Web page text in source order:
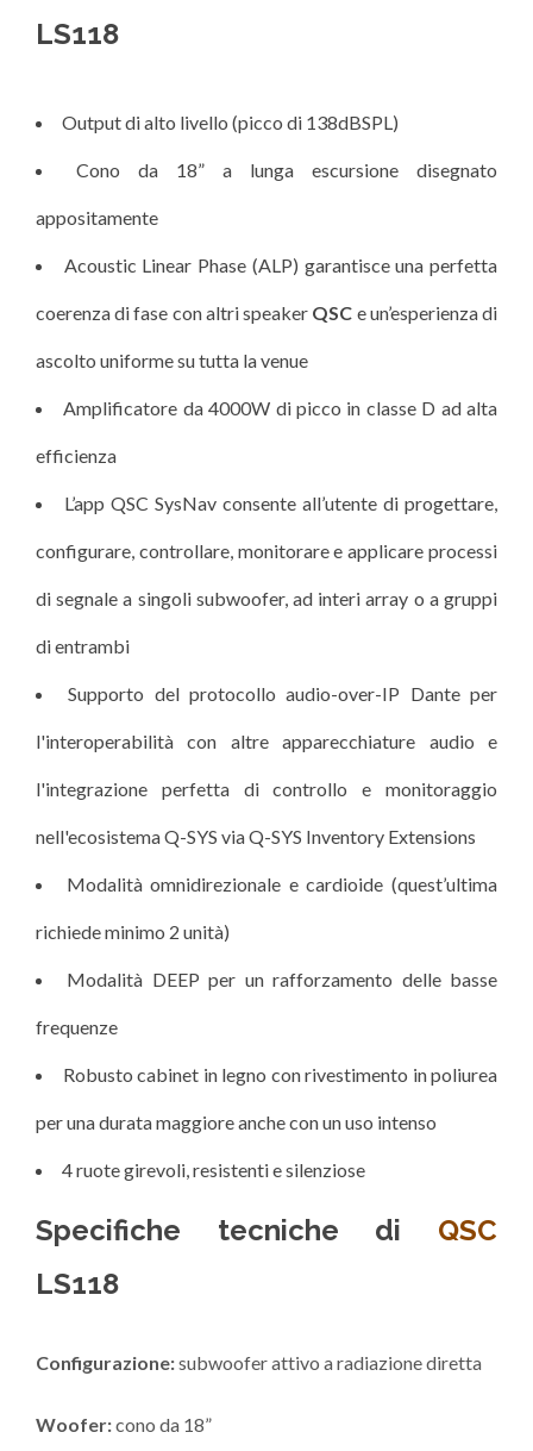
LS118
Output di alto livello (picco di 138dBSPL)
Cono da 18” a lunga escursione disegnato
appositamente
Acoustic Linear Phase (ALP) garantisce una perfetta
coerenza di fase con altri speaker QSC e un’esperienza di
ascolto uniforme su tutta la venue
Amplificatore da 4000W di picco in classe D ad alta
efficienza
L’app QSC SysNav consente all’utente di progettare,
configurare, controllare, monitorare e applicare processi
di segnale a singoli subwoofer, ad interi array o a gruppi
di entrambi
Supporto del protocollo audio-over-IP Dante per
l'interoperabilità con altre apparecchiature audio e
l'integrazione perfetta di controllo e monitoraggio
nell'ecosistema Q-SYS via Q-SYS Inventory Extensions
Modalità omnidirezionale e cardioide (quest’ultima
richiede minimo 2 unità)
Modalità DEEP per un rafforzamento delle basse
frequenze
Robusto cabinet in legno con rivestimento in poliurea
per una durata maggiore anche con un uso intenso
4 ruote girevoli, resistenti e silenziose
Specifiche tecniche di QSC
LS118
Configurazione:subwoofer attivo a radiazione diretta
Woofer:cono da 18”